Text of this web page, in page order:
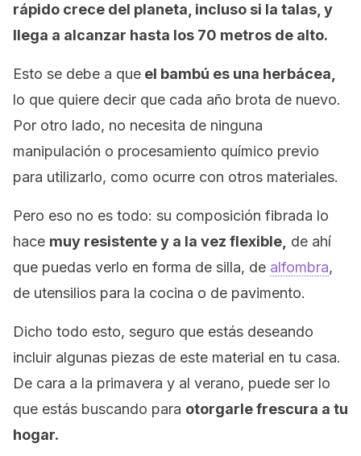
rápido crece del planeta, incluso si la talas, y
llega a alcanzar hasta los 70 metros de alto.
Esto se debe a que el bambú es una herbácea,
lo que quiere decir que cada año brota de nuevo.
Por otro lado, no necesita de ninguna
manipulación o procesamiento químico previo
para utilizarlo, como ocurre con otros materiales.
Pero eso no es todo: su composición fibrada lo
hace muy resistente y a la vez flexible, de ahí
que puedas verlo en forma de silla, de alfombra,
de utensilios para la cocina o de pavimento.
Dicho todo esto, seguro que estás deseando
incluir algunas piezas de este material en tu casa.
De cara a la primavera y al verano, puede ser lo
que estás buscando para otorgarle frescura a tu
hogar.